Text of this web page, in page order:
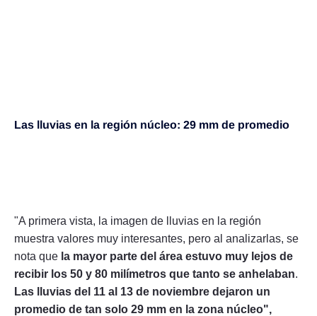
Las lluvias en la región núcleo: 29 mm de promedio
"A primera vista, la imagen de lluvias en la región
muestra valores muy interesantes, pero al analizarlas, se
nota que la mayor parte del área estuvo muy lejos de
recibir los 50 y 80 milímetros que tanto se anhelaban.
Las lluvias del 11 al 13 de noviembre dejaron un
promedio de tan solo 29 mm en la zona núcleo",